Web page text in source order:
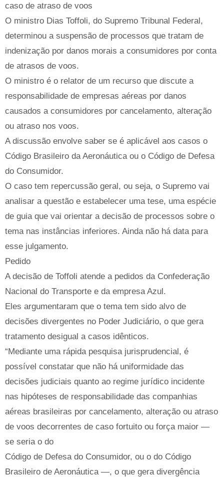
caso de atraso de voos
O ministro Dias Toffoli, do Supremo Tribunal Federal,
determinou a suspensão de processos que tratam de
indenização por danos morais a consumidores por conta
de atrasos de voos.
O ministro é o relator de um recurso que discute a
responsabilidade de empresas aéreas por danos
causados a consumidores por cancelamento, alteração
ou atraso nos voos.
A discussão envolve saber se é aplicável aos casos o
Código Brasileiro da Aeronáutica ou o Código de Defesa
do Consumidor.
O caso tem repercussão geral, ou seja, o Supremo vai
analisar a questão e estabelecer uma tese, uma espécie
de guia que vai orientar a decisão de processos sobre o
tema nas instâncias inferiores. Ainda não há data para
esse julgamento.
Pedido
A decisão de Toffoli atende a pedidos da Confederação
Nacional do Transporte e da empresa Azul.
Eles argumentaram que o tema tem sido alvo de
decisões divergentes no Poder Judiciário, o que gera
tratamento desigual a casos idênticos.
“Mediante uma rápida pesquisa jurisprudencial, é
possível constatar que não há uniformidade das
decisões judiciais quanto ao regime jurídico incidente
nas hipóteses de responsabilidade das companhias
aéreas brasileiras por cancelamento, alteração ou atraso
de voos decorrentes de caso fortuito ou força maior —
se seria o do
Código de Defesa do Consumidor, ou o do Código
Brasileiro de Aeronáutica —, o que gera divergência